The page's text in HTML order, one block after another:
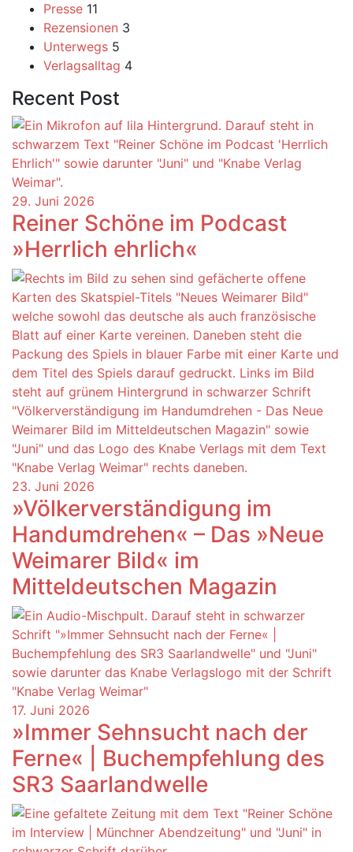
Presse 11
Rezensionen 3
Unterwegs 5
Verlagsalltag 4
Recent Post
29. Juni 2026
Reiner Schöne im Podcast
»Herrlich ehrlich«
23. Juni 2026
»Völkerverständigung im
Handumdrehen« – Das »Neue
Weimarer Bild« im
Mitteldeutschen Magazin
17. Juni 2026
»Immer Sehnsucht nach der
Ferne« | Buchempfehlung des
SR3 Saarlandwelle